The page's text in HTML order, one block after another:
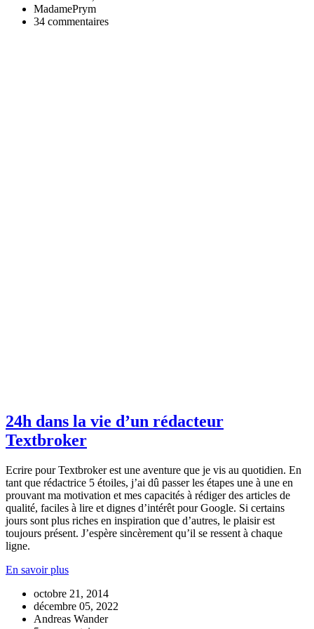
MadamePrym
34 commentaires
24h dans la vie d’un rédacteur
Textbroker
Ecrire pour Textbroker est une aventure que je vis au quotidien. En
tant que rédactrice 5 étoiles, j’ai dû passer les étapes une à une en
prouvant ma motivation et mes capacités à rédiger des articles de
qualité, faciles à lire et dignes d’intérêt pour Google. Si certains
jours sont plus riches en inspiration que d’autres, le plaisir est
toujours présent. J’espère sincèrement qu’il se ressent à chaque
ligne.
En savoir plus
octobre 21, 2014
décembre 05, 2022
Andreas Wander